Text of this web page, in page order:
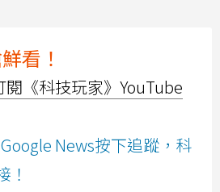
看！
閱《科技玩家》YouTube
News按下追蹤，科
！